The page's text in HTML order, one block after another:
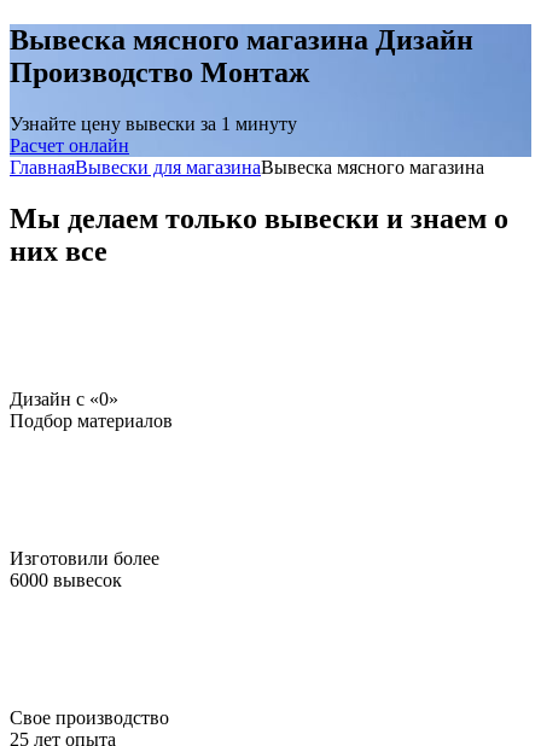
Вывеска мясного магазина Дизайн
Производство Монтаж
Узнайте цену вывески за 1 минуту
Расчет онлайн
ГлавнаяВывески для магазинаВывеска мясного магазина
Мы делаем только вывески и знаем о
них все
Дизайн c «0»
Подбор материалов
Изготовили более
6000 вывесок
Свое производство
25 лет опыта